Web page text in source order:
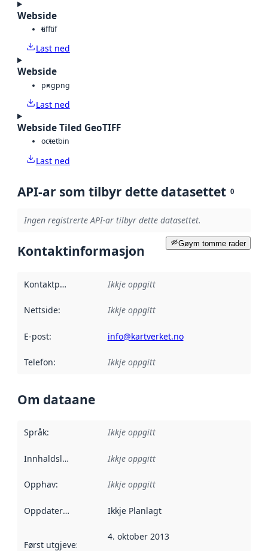
Webside
tifftif
Last ned
Webside
pngpng
Last ned
Webside Tiled GeoTIFF
octetbin
Last ned
API-ar som tilbyr dette datasettet 0
Ingen registrerte API-ar tilbyr dette datasettet.
Gøym tomme rader
Kontaktinformasjon
Kontaktpunkt Ikkje oppgitt
Nettside: Ikkje oppgitt
E-post: info@kartverket.no
Telefon: Ikkje oppgitt
Om dataane
Språk: Ikkje oppgitt
Innhaldsleverandørar :
Ikkje oppgitt
Opphav: Ikkje oppgitt
Oppdateringsfrekvens :
Ikkje Planlagt
Først utgjeve:
4. oktober 2013